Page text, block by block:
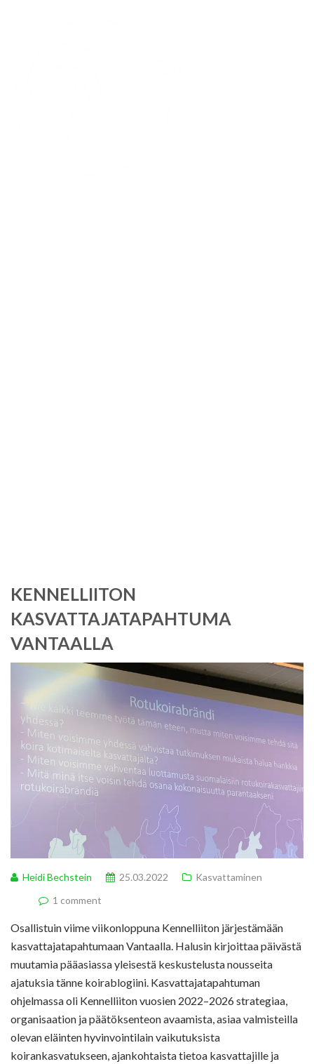
KENNELLIITON
KASVATTAJATAPAHTUMA
VANTAALLA
Heidi Bechstein 25.03.2022
Kasvattaminen
1 comment
Osallistuin viime viikonloppuna Kennelliiton järjestämään
kasvattajatapahtumaan Vantaalla. Halusin kirjoittaa päivästä
muutamia pääasiassa yleisestä keskustelusta nousseita
ajatuksia tänne koirablogiini. Kasvattajatapahtuman
ohjelmassa oli Kennelliiton vuosien 2022–2026 strategiaa,
organisaation ja päätöksenteon avaamista, asiaa valmisteilla
olevan eläinten hyvinvointilain vaikutuksista
koirankasvatukseen, ajankohtaista tietoa kasvattajille ja